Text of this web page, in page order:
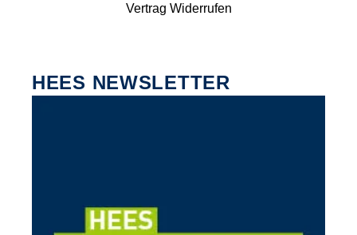
Vertrag Widerrufen
HEES NEWSLETTER